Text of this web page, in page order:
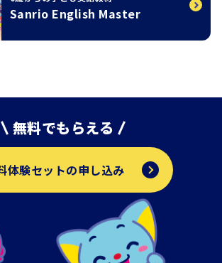
Sanrio English Master
無料でもらえる
体験セットの申し込み